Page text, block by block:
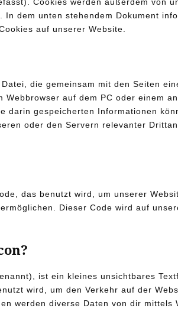
dem unten stehendem Dokument
auf unserer Website.
die gemeinsam mit den Seiten
Webbrowser auf dem PC oder einem
darin gespeicherten Informationen
oder den Servern relevanter
das benutzt wird, um unserer
Dieser Code wird auf
ist ein kleines unsichtbares
wird, um den Verkehr auf der
werden diverse Daten von dir mittels